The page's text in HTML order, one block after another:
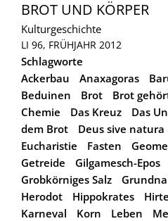
BROT UND KÖRPER
Kulturgeschichte
LI 96, FRÜHJAHR 2012
Schlagworte
Ackerbau
Anaxagoras
Beduinen
Brot
Brot
Chemie
Das Kreuz
Das
dem Brot
Deus sive natura
Eucharistie
Fasten
Getreide
Gilgamesch-Epos
Grobkörniges Salz
Herodot
Hippokrates Hirte
Karneval
Korn Leben